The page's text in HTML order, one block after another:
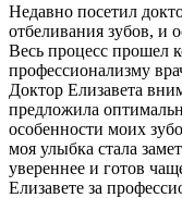
Недавно посетил
отбеливания зубов, и
Весь процесс прошел
профессионализму
Доктор Елизавета
предложила
особенности моих
моя улыбка стала
увереннее и готов
Елизавете за